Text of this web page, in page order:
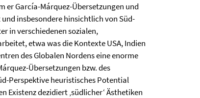
García-Márquez-Übersetzungen und
insbesondere hinsichtlich von Süd-
in verschiedenen sozialen,
etwa was die Kontexte USA, Indien
des Globalen Nordens eine enorme
Übersetzungen bzw. des
Perspektive heuristisches Potential
Existenz dezidiert ‚südlicher‘ Ästhetiken